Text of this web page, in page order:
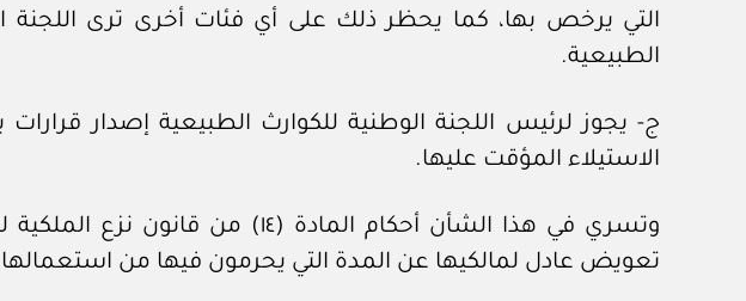
التي يرخص بها، كما يحظر ذلك على أي فئات أخرى ترى اللجنة
الطبيعية.
ج- يجوز لرئيس اللجنة الوطنية للكوارث الطبيعية إصدار قرارات
الاستيلاء المؤقت عليها.
وتسري في هذا الشأن أحكام
تعويض عادل لمالكيها عن المدة التي يحرمون فيها من